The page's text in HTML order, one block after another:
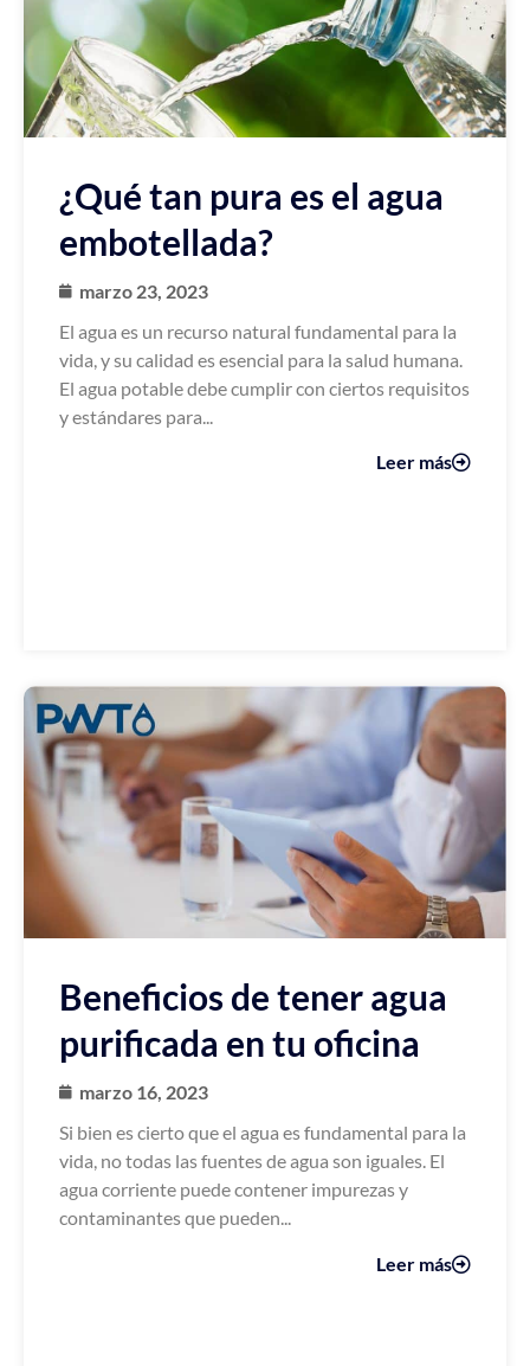
¿Qué tan pura es el agua
embotellada?
marzo 23, 2023
El agua es un recurso natural fundamental para la
vida, y su calidad es esencial para la salud humana.
El agua potable debe cumplir con ciertos requisitos
y estándares para...
Leer más
Beneficios de tener agua
purificada en tu oficina
marzo 16, 2023
Si bien es cierto que el agua es fundamental para la
vida, no todas las fuentes de agua son iguales. El
agua corriente puede contener impurezas y
contaminantes que pueden...
Leer más